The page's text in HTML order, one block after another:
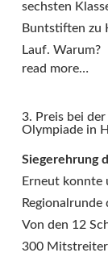
sechsten
Buntstiften zu
Lauf. Warum?
read more…
3. Preis bei
Olympiade in
Siegerehrung
Erneut konnte
Von den 12
300